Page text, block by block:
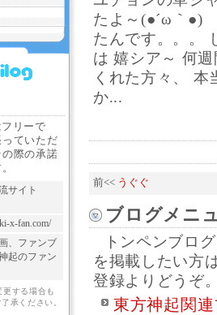
たよ～(●´ω｀●)
たんです。。
は 嬉シア～ 何
くれた方々、
か...
前<< うぐぐ
ブログメニ
トンペンブロ
を掲載したい方
登録よりどうぞ
東方神起関
リーで
ていただ
際の承諾
サイト
x-fan.com/
、ファンブ
起のファン
する場合も
承ください。